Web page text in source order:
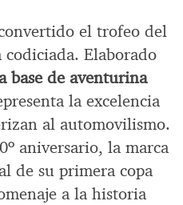
el trofeo del
codiciada. Elaborado
base de aventurina
la excelencia
al automovilismo.
aniversario, la marca
de su primera copa
a la historia